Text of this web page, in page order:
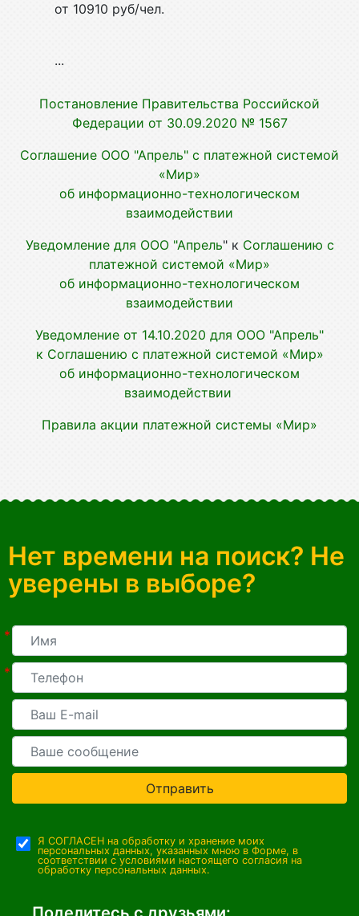
от 10910 руб/чел.
...
Постановление Правительства Российской
Федерации от 30.09.2020 № 1567
Соглашение ООО "Апрель" с платежной системой
«Мир»
об информационно-технологическом
взаимодействии
Уведомление для ООО "Апрель" к Соглашению с
платежной системой «Мир»
об информационно-технологическом
взаимодействии
Уведомление от 14.10.2020 для ООО "Апрель"
к Соглашению с платежной системой «Мир»
об информационно-технологическом
взаимодействии
Правила акции платежной системы «Мир»
Нет времени на поиск? Не
уверены в выборе?
*
*
Отправить
Я СОГЛАСЕН на обработку и хранение моих
персональных данных, указанных мною в Форме, в
соответствии с условиями настоящего согласия на
обработку персональных данных.